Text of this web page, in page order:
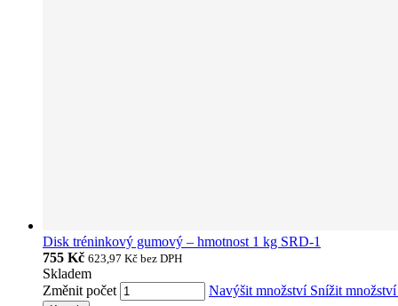
Disk tréninkový gumový – hmotnost 1 kg SRD-1
755 Kč 623,97 Kč bez DPH
Skladem
Změnit počet
Navýšit množství Snížit